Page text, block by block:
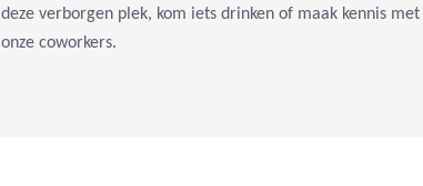
deze verborgen plek, kom iets drinken of maak kennis met
onze coworkers.